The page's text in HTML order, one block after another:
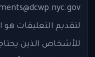
للأشخاص الذين